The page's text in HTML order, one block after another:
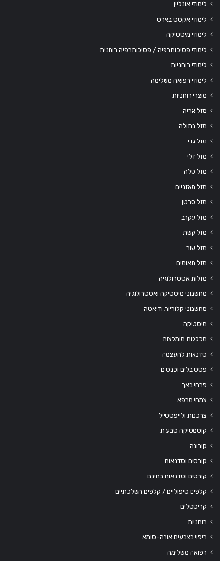
לימודי אונליין
לימודי אקסס בארס
לימודי מיסטיקה
לימודי פסיכותרפיה / פסיכותרפיה רוחנית
לימודי רוחניות
לימודי רפואה משלימה
מוצרי רוחניות
מזל אריה
מזל בתולה
מזל גדי
מזל דלי
מזל טלה
מזל מאזניים
מזל סרטן
מזל עקרב
מזל קשת
מזל שור
מזל תאומים
מזלות אסטרולוגיה
מחשבוני מיסטיקה ואסטרולוגיה
מחשבוני קלוריות ודיאטה
מיסטיקה
מכללות מומלצות
סדנאות להעצמה
פסטיבלים וכנסים
פרחי באך
צמחי מרפא
צרכנות ולייפסטייל
קוסמטיקה טבעית
קורונה
קורסים וסדנאות
קורסים וסדנאות בחינם
קלפים טיפוליים / קלפים השלכתיים
קריסטלים
רוחניות
ריפוי בצבעים אורה-סומא
רפואה משלימה